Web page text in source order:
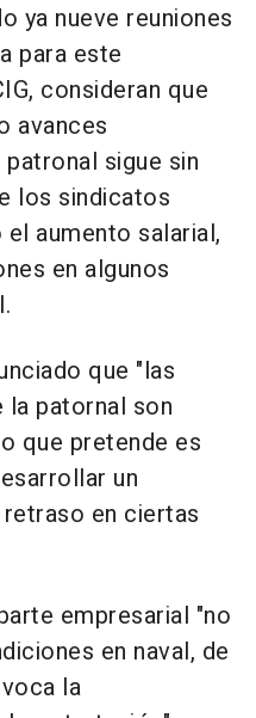
ya nueve reuniones
para este
consideran que
avances
sigue sin
los sindicatos
aumento salarial,
en algunos
que "las
la patornal son
que pretende es
un
en ciertas
empresarial "no
en naval, de
la